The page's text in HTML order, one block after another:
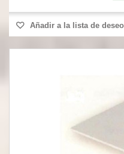
Añadir a la lista de